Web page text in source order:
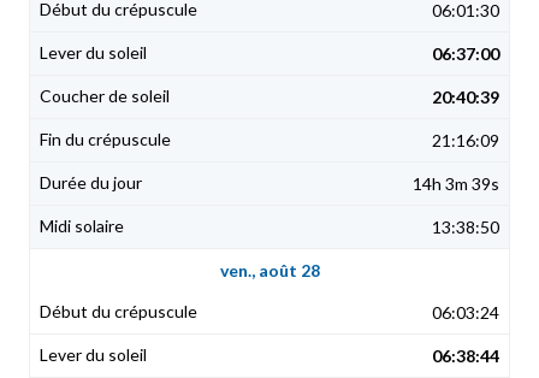
06:01:30
06:37:00
20:40:39
21:16:09
14h 3m 39s
13:38:50
ven., août 28
06:03:24
06:38:44